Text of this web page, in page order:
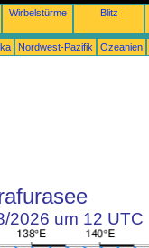
Wirbelstürme Blitz
Nordwest-Pazifik Ozeanien
2026 um 12 UTC